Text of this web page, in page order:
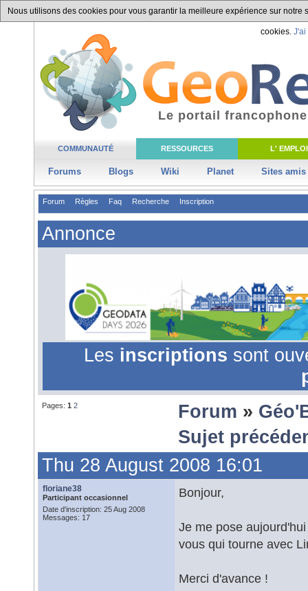
Nous utilisons des cookies pour vous garantir la meilleure expérience sur
cookies. J'ai
COMMUNAUTÉ RESSOURCES L' EMPLOI
Forums Blogs Wiki Planet Sites amis
Le portail
Forum Règles Faq Recherche Inscription
Annonce
Les inscriptions sont
Pages: 1 2 Forum »
Sujet
Thu 28 August 2008 16:01
floriane38
Participant occasionnel
Date d'inscription: 25 Aug 2008
Messages: 17
Bonjour,
Je me pose
vous qui tourne avec
Merci d'avance !